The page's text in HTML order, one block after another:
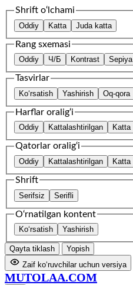
Shrift o‘lchami
Oddiy Katta Juda katta
Rang sxemasi
Oddiy Ч/Б Kontrast Sepiya
Tasvirlar
Ko‘rsatish Yashirish Oq-qora
Harflar oralig‘i
Oddiy Kattalashtirilgan Katta
Qatorlar oralig‘i
Oddiy Kattalashtirilgan Katta
Shrift
Serifsiz Serifli
O‘rnatilgan kontent
Ko‘rsatish Yashirish
Qayta tiklash
Yopish
Zaif ko‘ruvchilar uchun versiya
MUTOLAA.COM